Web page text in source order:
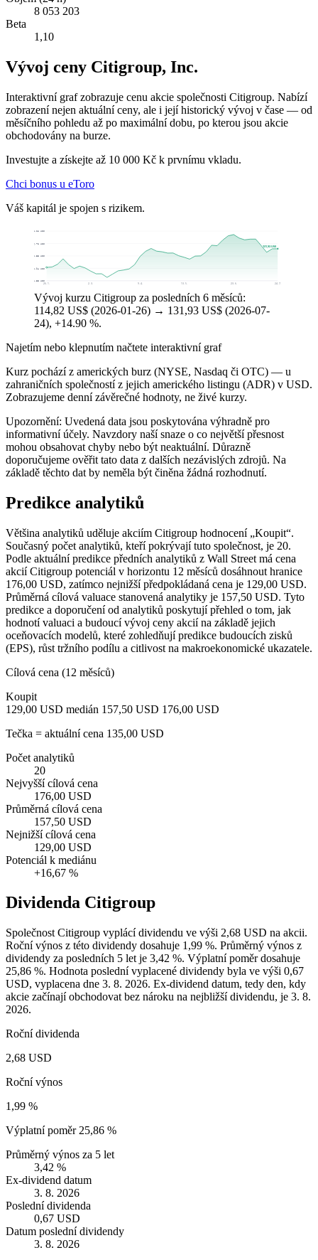
8 053 203
Beta
1,10
Vývoj ceny Citigroup, Inc.
Interaktivní graf zobrazuje cenu akcie společnosti Citigroup. Nabízí
zobrazení nejen aktuální ceny, ale i její historický vývoj v čase — od
měsíčního pohledu až po maximální dobu, po kterou jsou akcie
obchodovány na burze.
Investujte a získejte až 10 000 Kč k prvnímu vkladu.
Chci bonus u eToro
Váš kapitál je spojen s rizikem.
102,55 US$
113,94 US$
125,33 US$
136,72 US$
148,11 US$
26. 1. 2. 3. 9. 4. 13. 5. 23. 6. 24. 7.
131,93 US$
Vývoj kurzu Citigroup za posledních 6 měsíců:
114,82 US$ (2026-01-26) → 131,93 US$ (2026-07-
24), +14.90 %.
Najetím nebo klepnutím načtete interaktivní graf
Kurz pochází z amerických burz (NYSE, Nasdaq či OTC) — u
zahraničních společností z jejich amerického listingu (ADR) v USD.
Zobrazujeme denní závěrečné hodnoty, ne živé kurzy.
Upozornění: Uvedená data jsou poskytována výhradně pro
informativní účely. Navzdory naší snaze o co největší přesnost
mohou obsahovat chyby nebo být neaktuální. Důrazně
doporučujeme ověřit tato data z dalších nezávislých zdrojů. Na
základě těchto dat by neměla být činěna žádná rozhodnutí.
Predikce analytiků
Většina analytiků uděluje akciím Citigroup hodnocení „Koupit“.
Současný počet analytiků, kteří pokrývají tuto společnost, je 20.
Podle aktuální predikce předních analytiků z Wall Street má cena
akcií Citigroup potenciál v horizontu 12 měsíců dosáhnout hranice
176,00 USD, zatímco nejnižší předpokládaná cena je 129,00 USD.
Průměrná cílová valuace stanovená analytiky je 157,50 USD. Tyto
predikce a doporučení od analytiků poskytují přehled o tom, jak
hodnotí valuaci a budoucí vývoj ceny akcií na základě jejich
oceňovacích modelů, které zohledňují predikce budoucích zisků
(EPS), růst tržního podílu a citlivost na makroekonomické ukazatele.
Cílová cena (12 měsíců)
Koupit
129,00 USD medián 157,50 USD 176,00 USD
Tečka = aktuální cena 135,00 USD
Počet analytiků
20
Nejvyšší cílová cena
176,00 USD
Průměrná cílová cena
157,50 USD
Nejnižší cílová cena
129,00 USD
Potenciál k mediánu
+16,67 %
Dividenda Citigroup
Společnost Citigroup vyplácí dividendu ve výši 2,68 USD na akcii.
Roční výnos z této dividendy dosahuje 1,99 %. Průměrný výnos z
dividendy za posledních 5 let je 3,42 %. Výplatní poměr dosahuje
25,86 %. Hodnota poslední vyplacené dividendy byla ve výši 0,67
USD, vyplacena dne 3. 8. 2026. Ex-dividend datum, tedy den, kdy
akcie začínají obchodovat bez nároku na nejbližší dividendu, je 3. 8.
2026.
Roční dividenda
2,68 USD
Roční výnos
1,99 %
Výplatní poměr 25,86 %
Průměrný výnos za 5 let
3,42 %
Ex-dividend datum
3. 8. 2026
Poslední dividenda
0,67 USD
Datum poslední dividendy
3. 8. 2026